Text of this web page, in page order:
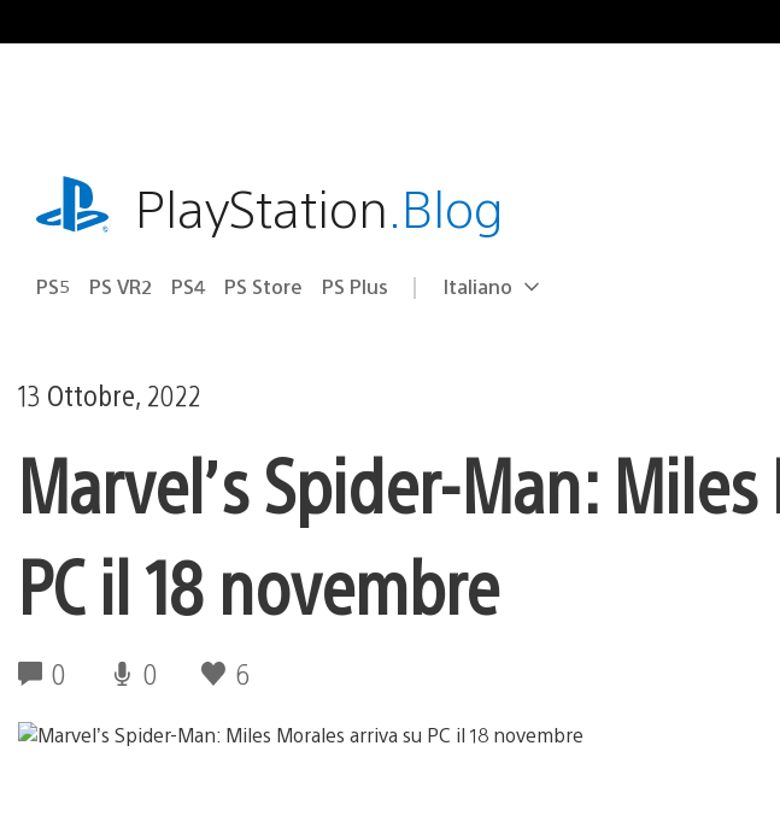
al
playstation.comPlayStation.Blog
PS5 PS VR2 PS4 PS Store PS Plus Seleziona
Regione
Italiano
13 Ottobre, 2022
Marvel’s Spider-Man:
PC il 18 novembre
0 0 6